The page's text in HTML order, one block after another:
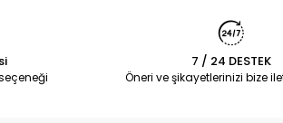
7 / 24 DESTEK
Öneri ve şikayetlerinizi bize